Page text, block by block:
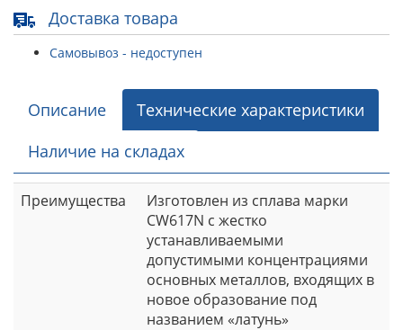
Доставка товара
Самовывоз - недоступен
Описание
Технические характеристики
Наличие на складах
Преимущества
Изготовлен из сплава марки
CW617N с жестко
устанавливаемыми
допустимыми концентрациями
основных металлов, входящих в
новое образование под
названием «латунь»